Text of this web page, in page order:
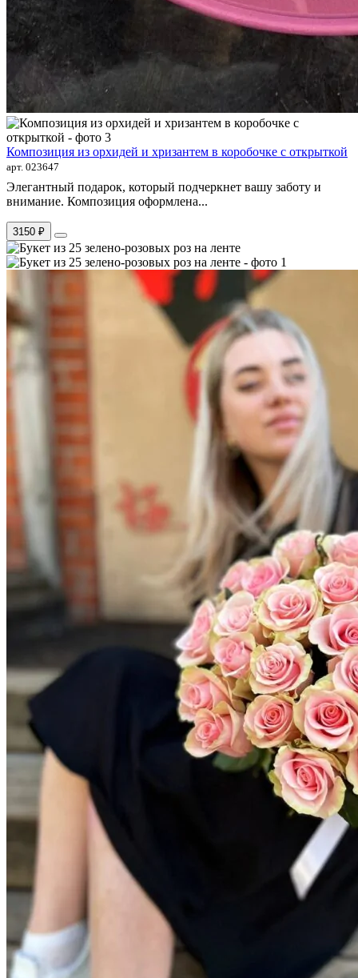
Композиция из орхидей и хризантем в коробочке с открыткой
арт. 023647
Элегантный подарок, который подчеркнет вашу заботу и
внимание. Композиция оформлена...
3150 ₽